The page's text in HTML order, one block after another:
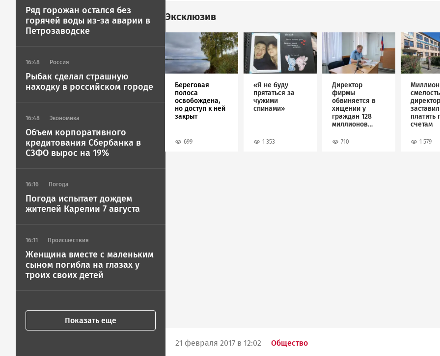
Ряд горожан остался без
горячей воды из-за аварии в
Петрозаводске
16:48 Россия
Рыбак сделал страшную
находку в российском городе
16:48 Экономика
Объем корпоративного
кредитования Сбербанка в
СЗФО вырос на 19%
16:16 Погода
Погода испытает дождем
жителей Карелии 7 августа
16:11 Происшествия
Женщина вместе с маленьким
сыном погибла на глазах у
троих своих детей
Показать еще
Эксклюзив
Береговая
полоса
освобождена,
но доступ к ней
закрыт
699
Image
«Я не буду
прятаться за
чужими
спинами»
1 353
Директор
фирмы
обвиняется в
хищении у
граждан 128
миллионов
710
Image
платить
счетам
1 579
21 февраля 2017 в 12:02 Общество